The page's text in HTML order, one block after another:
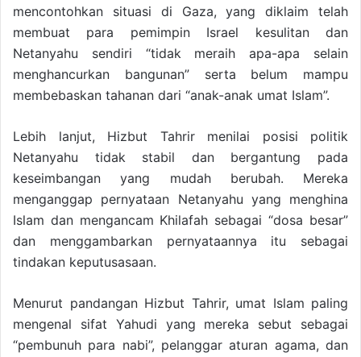
mencontohkan situasi di Gaza, yang diklaim telah
membuat para pemimpin Israel kesulitan dan
Netanyahu sendiri “tidak meraih apa-apa selain
menghancurkan bangunan” serta belum mampu
membebaskan tahanan dari “anak-anak umat Islam”.
Lebih lanjut, Hizbut Tahrir menilai posisi politik
Netanyahu tidak stabil dan bergantung pada
keseimbangan yang mudah berubah. Mereka
menganggap pernyataan Netanyahu yang menghina
Islam dan mengancam Khilafah sebagai “dosa besar”
dan menggambarkan pernyataannya itu sebagai
tindakan keputusasaan.
Menurut pandangan Hizbut Tahrir, umat Islam paling
mengenal sifat Yahudi yang mereka sebut sebagai
“pembunuh para nabi”, pelanggar aturan agama, dan